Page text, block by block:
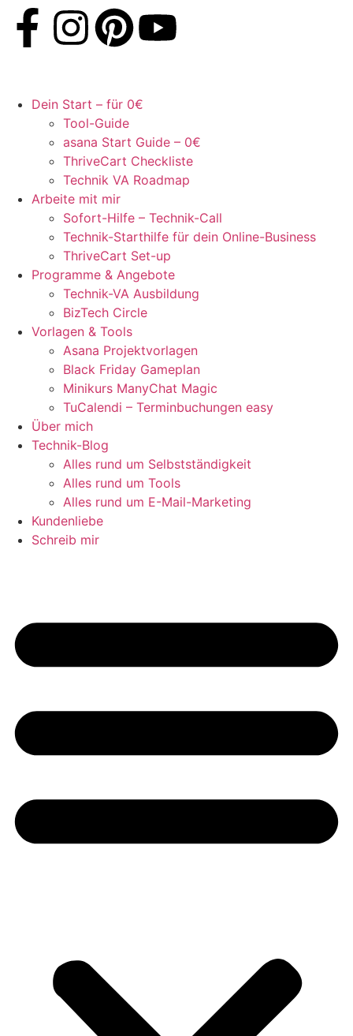
Dein Start – für 0€
Tool-Guide
asana Start Guide – 0€
ThriveCart Checkliste
Technik VA Roadmap
Arbeite mit mir
Sofort-Hilfe – Technik-Call
Technik-Starthilfe für dein Online-Business
ThriveCart Set-up
Programme & Angebote
Technik-VA Ausbildung
BizTech Circle
Vorlagen & Tools
Asana Projektvorlagen
Black Friday Gameplan
Minikurs ManyChat Magic
TuCalendi – Terminbuchungen easy
Über mich
Technik-Blog
Alles rund um Selbstständigkeit
Alles rund um Tools
Alles rund um E-Mail-Marketing
Kundenliebe
Schreib mir